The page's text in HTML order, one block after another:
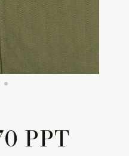
PPT
Winter
Summer